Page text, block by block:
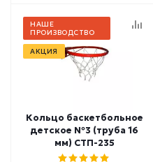
НАШЕ
ПРОИЗВОДСТВО
АКЦИЯ
Кольцо баскетбольное
детское №3 (труба 16
мм) СТП-235